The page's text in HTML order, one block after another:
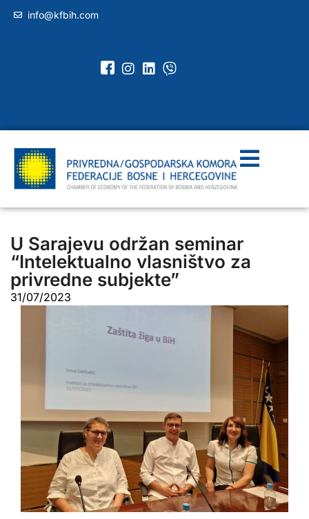
info@kfbih.com
U Sarajevu održan seminar
“Intelektualno vlasništvo za
privredne subjekte”
31/07/2023